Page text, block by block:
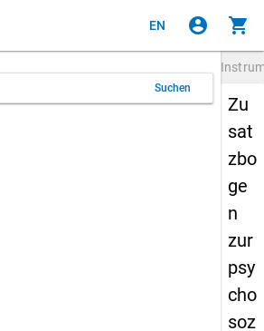
EN account_circle shopping_cart
Suchen
Zu
sat
zbo
ge
n
zur
psy
cho
soz